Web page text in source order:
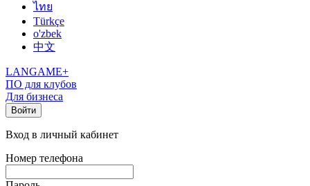
ไทย
Türkçe
o'zbek
中文
LANGAME+
ПО для клубов
Для бизнеса
Войти
Вход в личный кабинет
Номер телефона